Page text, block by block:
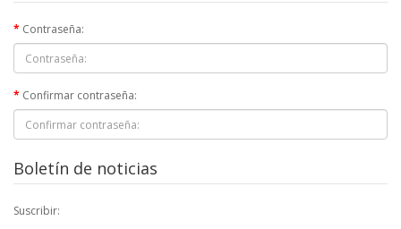
Contraseña:
Confirmar contraseña:
Boletín de noticias
Suscribir: